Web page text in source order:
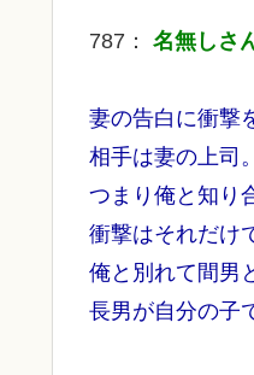
787： 名無しさ
妻の告白に衝撃
相手は妻の上司
つまり俺と知り
衝撃はそれだけ
俺と別れて間男
長男が自分の子